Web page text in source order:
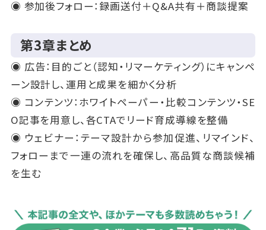
◉ 参加後フォロー：録画送付＋Q&A共有＋商談提案
第3章まとめ
◉ 広告：目的ごと（認知・リマーケティング）にキャンペ
ーン設計し、運用と成果を細かく分析
◉ コンテンツ：ホワイトペーパー・比較コンテンツ・SE
O記事を用意し、各CTAでリード育成導線を整備
◉ ウェビナー：テーマ設計から参加促進、リマインド、
フォローまで一連の流れを確保し、高品質な商談候補
を生む